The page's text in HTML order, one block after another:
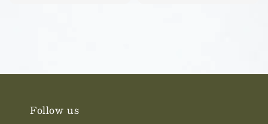
Follow us